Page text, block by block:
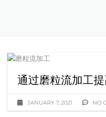
通过磨粒流加工提
JANUARY 7, 2021 NO